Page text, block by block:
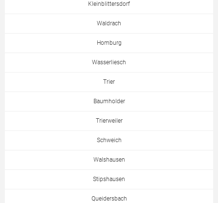
Kleinblittersdorf
Waldrach
Homburg
Wasserliesch
Trier
Baumholder
Trierweiler
Schweich
Walshausen
Stipshausen
Queidersbach